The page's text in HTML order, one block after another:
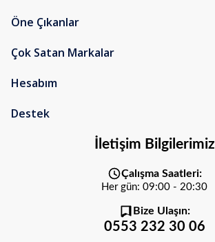
Öne Çıkanlar
Çok Satan Markalar
Hesabım
Destek
İletişim Bilgilerimiz
Çalışma Saatleri:
Her gün: 09:00 - 20:30
Bize Ulaşın:
0553 232 30 06